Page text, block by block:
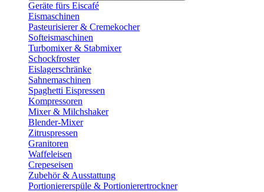
Geräte fürs Eiscafé
Eismaschinen
Pasteurisierer & Cremekocher
Softeismaschinen
Turbomixer & Stabmixer
Schockfroster
Eislagerschränke
Sahnemaschinen
Spaghetti Eispressen
Kompressoren
Mixer & Milchshaker
Blender-Mixer
Zitruspressen
Granitoren
Waffeleisen
Crepeseisen
Zubehör & Ausstattung
Portioniererspüle & Portionierertrockner